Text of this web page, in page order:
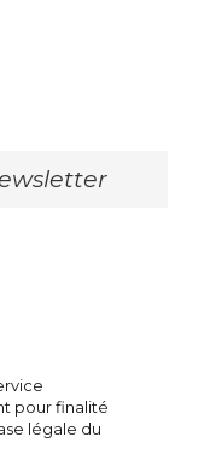
pour finalité
légale du